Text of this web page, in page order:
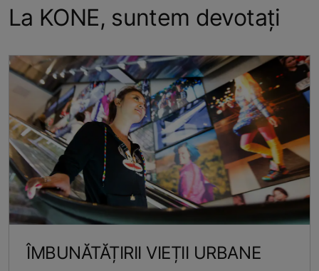
La KONE, suntem devotați
ÎMBUNĂTĂȚIRII VIEȚII URBANE